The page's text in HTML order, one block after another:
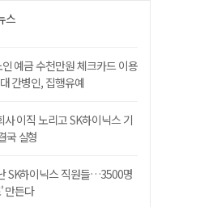
스
예금 수천만원 체크카드 이용
간병인, 집행유예
사 이직 노리고 SK하이닉스 기
국 실형
SK하이닉스 직원들…3500명
만든다